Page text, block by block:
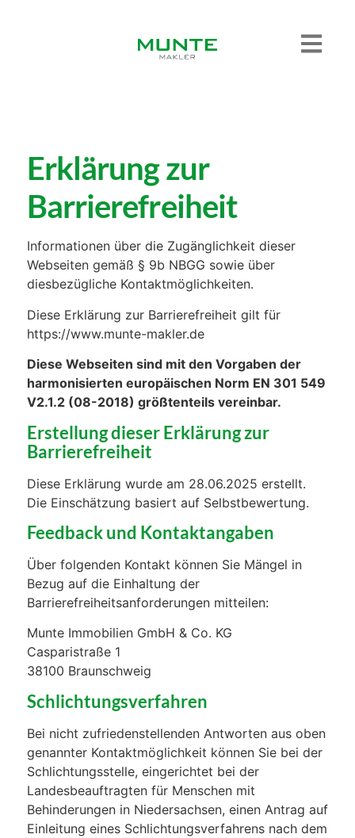
Erklärung zur
Barrierefreiheit
Informationen über die Zugänglichkeit dieser
Webseiten gemäß § 9b NBGG sowie über
diesbezügliche Kontaktmöglichkeiten.
Diese Erklärung zur Barrierefreiheit gilt für
https://www.munte-makler.de
Diese Webseiten sind mit den Vorgaben der
harmonisierten europäischen Norm EN 301 549
V2.1.2 (08-2018) größtenteils vereinbar.
Erstellung dieser Erklärung zur
Barrierefreiheit
Diese Erklärung wurde am 28.06.2025 erstellt.
Die Einschätzung basiert auf Selbstbewertung.
Feedback und Kontaktangaben
Über folgenden Kontakt können Sie Mängel in
Bezug auf die Einhaltung der
Barrierefreiheitsanforderungen mitteilen:
Munte Immobilien GmbH & Co. KG
Casparistraße 1
38100 Braunschweig
Schlichtungsverfahren
Bei nicht zufriedenstellenden Antworten aus oben
genannter Kontaktmöglichkeit können Sie bei der
Schlichtungsstelle, eingerichtet bei der
Landesbeauftragten für Menschen mit
Behinderungen in Niedersachsen, einen Antrag auf
Einleitung eines Schlichtungsverfahrens nach dem